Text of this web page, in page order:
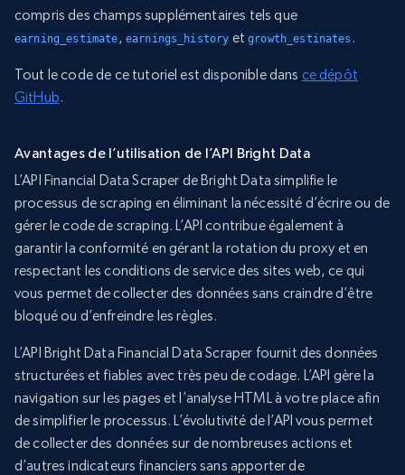
compris des champs supplémentaires tels que
earning_estimate , earnings_history etgrowth_estinates .
Tout le code de ce tutoriel est disponible dans ce dépôt
GitHub.
Avantages de l’utilisation de l’API Bright Data
L’API Financial Data Scraper de Bright Data simplifie le
processus de scraping en éliminant la nécessité d’écrire ou de
gérer le code de scraping. L’API contribue également à
garantir la conformité en gérant la rotation du proxy et en
respectant les conditions de service des sites web, ce qui
vous permet de collecter des données sans craindre d’être
bloqué ou d’enfreindre les règles.
L’API Bright Data Financial Data Scraper fournit des données
structurées et fiables avec très peu de codage. L’API gère la
navigation sur les pages et l’analyse HTML à votre place afin
de simplifier le processus. L’évolutivité de l’API vous permet
de collecter des données sur de nombreuses actions et
d’autres indicateurs financiers sans apporter de